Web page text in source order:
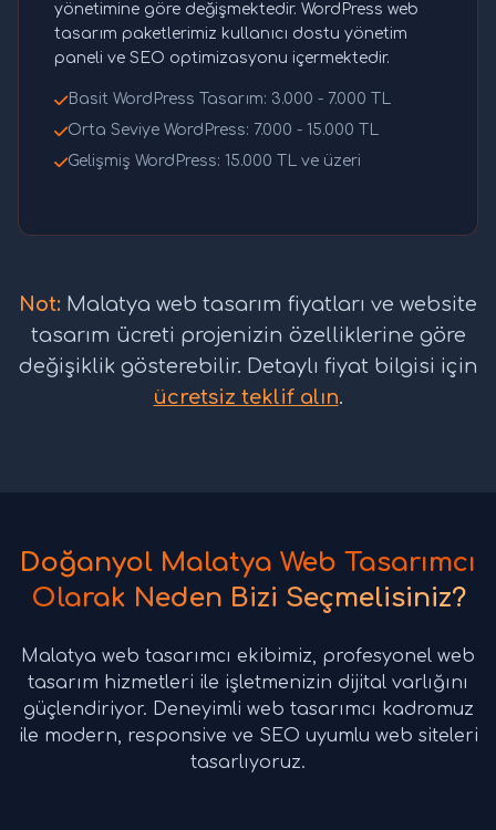
yönetimine göre değişmektedir. WordPress web
tasarım paketlerimiz kullanıcı dostu yönetim
paneli ve SEO optimizasyonu içermektedir.
Basit WordPress Tasarım: 3.000 - 7.000 TL
Orta Seviye WordPress: 7.000 - 15.000 TL
Gelişmiş WordPress: 15.000 TL ve üzeri
Not: Malatya web tasarım fiyatları ve website
tasarım ücreti projenizin özelliklerine göre
değişiklik gösterebilir. Detaylı fiyat bilgisi için
ücretsiz teklif alın.
Doğanyol Malatya Web Tasarımcı
Olarak Neden Bizi Seçmelisiniz?
Malatya web tasarımcı ekibimiz, profesyonel web
tasarım hizmetleri ile işletmenizin dijital varlığını
güçlendiriyor. Deneyimli web tasarımcı kadromuz
ile modern, responsive ve SEO uyumlu web siteleri
tasarlıyoruz.